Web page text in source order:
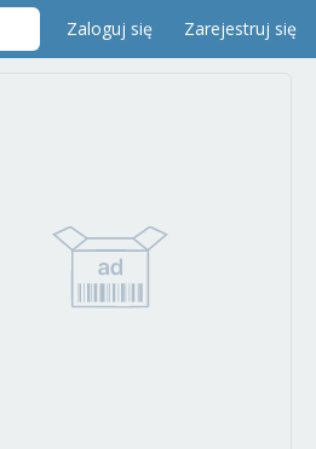
Zaloguj się Zarejestruj się